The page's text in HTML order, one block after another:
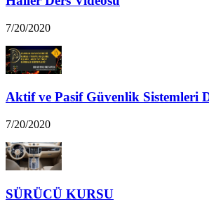
7/20/2020
Aktif ve Pasif Güvenlik Sistemleri
7/20/2020
SÜRÜCÜ KURSU